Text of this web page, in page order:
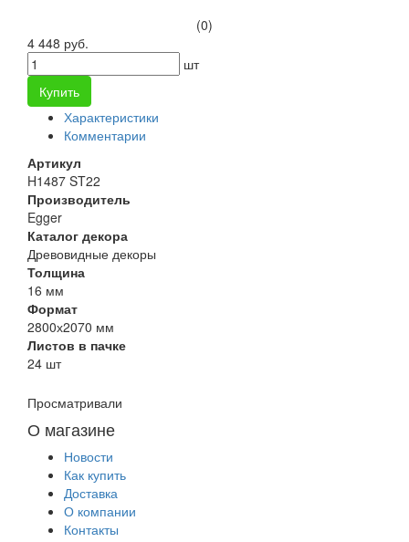
(0)
4 448 руб.
шт
Купить
Характеристики
Комментарии
Артикул
H1487 ST22
Производитель
Egger
Каталог декора
Древовидные декоры
Толщина
16 мм
Формат
2800х2070 мм
Листов в пачке
24 шт
Просматривали
О магазине
Новости
Как купить
Доставка
О компании
Контакты